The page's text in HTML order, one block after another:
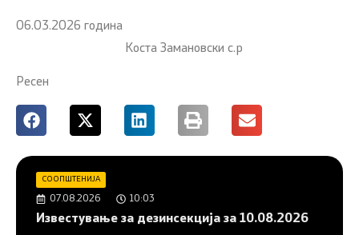
06.03.2026 година
Коста Замановски с.р
Ресен
СООПШТЕНИЈА
07.08.2026 10:03
Известување за дезинсекција за 10.08.2026